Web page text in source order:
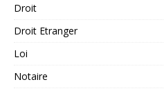
Droit
Droit Etranger
Loi
Notaire